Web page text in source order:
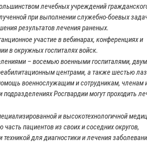
лечебных учреждений
при выполнении служебно-боевых
результатов лечения раненых.
участие в вебинарах, конференциях и
в окружных госпиталях войск.
– восемью военными госпиталями,
центрами, а также шестью
военнослужащим и сотрудникам, членам
Росгвардии могут проходить
и высокотехнологичной
пациентов из своих и соседних округов,
для диагностики и лечения